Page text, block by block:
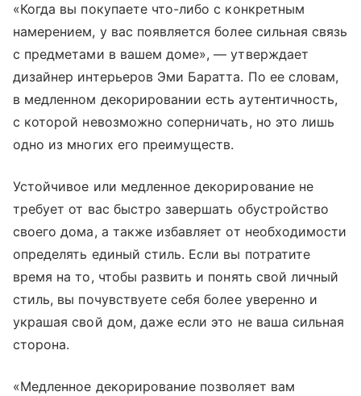
«Когда вы покупаете что-либо с конкретным
намерением, у вас появляется более сильная связь
с предметами в вашем доме», — утверждает
дизайнер интерьеров Эми Баратта. По ее словам,
в медленном декорировании есть аутентичность,
с которой невозможно соперничать, но это лишь
одно из многих его преимуществ.
Устойчивое или медленное декорирование не
требует от вас быстро завершать обустройство
своего дома, а также избавляет от необходимости
определять единый стиль. Если вы потратите
время на то, чтобы развить и понять свой личный
стиль, вы почувствуете себя более уверенно и
украшая свой дом, даже если это не ваша сильная
сторона.
«Медленное декорирование позволяет вам